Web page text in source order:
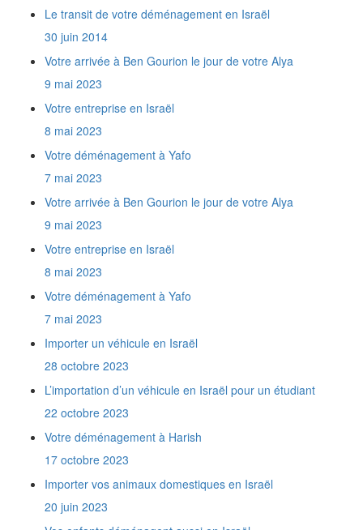
A partir de combien de temps est-on
considéré comme citoyen de retour ?
Desservez-vous tout Israël ?
Je n'ai ni affaires neuves, ni appareils
électroménagers. Est-ce que je vais payer des
taxes de douane en Israël ?
pour effectuer les formalités de dédouanement
et des congélateurs tropicalisés en Israël ?
Comment obtenir une Téoudath Zéouth ?
Comment obtenir le permis de conduire
israélien ?
Quels documents fournir pour un retour en
France ?
Quel est le rôle du Ministère de l'Intégration
Ministère de l'Intégration ?
Je rapporte en Israël les affaires que j'ai
Est-ce que je vais payer des taxes de douane
Comment communiquer mes nouvelles
coordonnées à l'Administration Française ?
Quelles sont les coordonnées du consulat
français en Israël ?
Quelles sont les coordonnées du Ministère
de l'Intégration ?
De combien de temps dispose t'on pour
Le transit de votre déménagement en Israël
30 juin 2014
Votre arrivée à Ben Gourion le jour de votre Alya
9 mai 2023
Votre entreprise en Israël
8 mai 2023
Votre déménagement à Yafo
7 mai 2023
Votre arrivée à Ben Gourion le jour de votre Alya
9 mai 2023
Votre entreprise en Israël
8 mai 2023
Votre déménagement à Yafo
7 mai 2023
Importer un véhicule en Israël
28 octobre 2023
L’importation d’un véhicule en Israël pour un étudiant
22 octobre 2023
Votre déménagement à Harish
17 octobre 2023
Importer vos animaux domestiques en Israël
20 juin 2023